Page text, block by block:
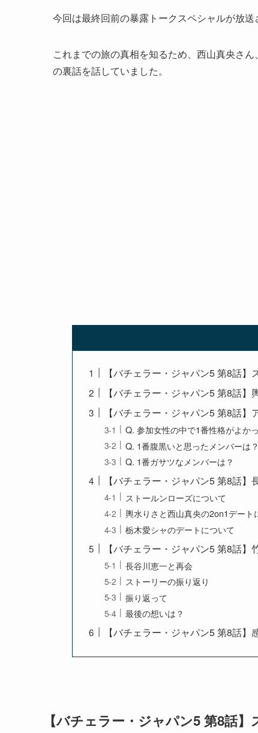
今回は最終回前の暴露トークスペシャルが放送
これまでの旅の真相を知るため、西山真央さ
の裏話を話していました。
【バチェラー・ジャパン5 第8話
【バチェラー・ジャパン5 第8話
【バチェラー・ジャパン5 第8話】
Q. 参加女性の中で1番性格がよか
Q. 1番腹黒いと思ったメンバーは？
Q. 1番ガサツなメンバーは？
【バチェラー・ジャパン5 第8話】
ストールンローズについて
輿水りさと西山真央の2on1デート
栃木愛シャのデートについて
【バチェラー・ジャパン5 第8話】
長谷川恵一と再会
ストーリーの振り返り
振り返って
最後の想いは？
【バチェラー・ジャパン5 第8話】
【バチェラー・ジャパン5 第8話